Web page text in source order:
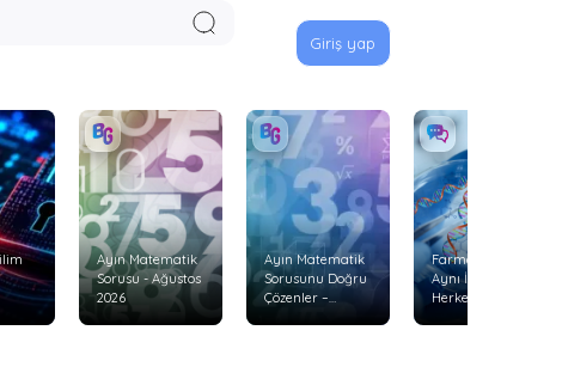
Giriş yap
Ayın Matematik
Sorusu - Ağustos
2026
Ayın Matematik
Sorusunu Doğru
Çözenler –
Farmakogenetik:
Aynı İlaç Neden
Herkeste Aynı